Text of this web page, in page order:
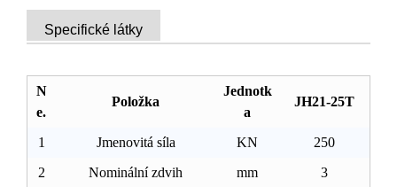
Specifické látky
N
e.
Položka
Jednotk
a
JH21-25T
1 Jmenovitá síla KN
250
2
Nominální zdvih mm
3